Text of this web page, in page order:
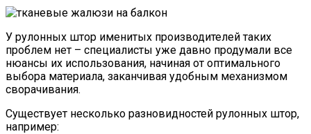
У рулонных штор именитых производителей таких
проблем нет – специалисты уже давно продумали все
нюансы их использования, начиная от оптимального
выбора материала, заканчивая удобным механизмом
сворачивания.
Существует несколько разновидностей рулонных штор,
например: